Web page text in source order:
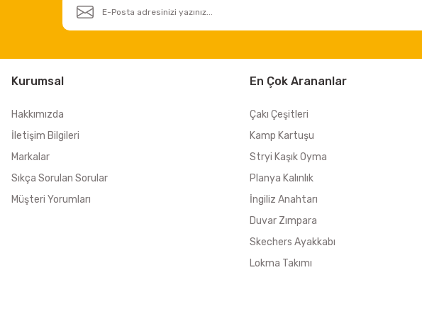
Kurumsal
Hakkımızda
İletişim Bilgileri
Markalar
Sıkça Sorulan Sorular
Müşteri Yorumları
En Çok Arananlar
Çakı Çeşitleri
Kamp Kartuşu
Stryi Kaşık Oyma
Planya Kalınlık
İngiliz Anahtarı
Duvar Zımpara
Skechers Ayakkabı
Lokma Takımı